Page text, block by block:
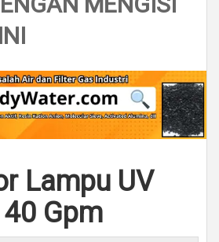
Lampu UV
Gpm